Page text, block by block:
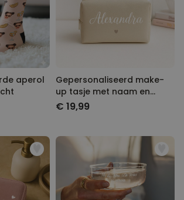
aperol
Gepersonaliseerd make-
up tasje met naam en
symbool
€ 19,99